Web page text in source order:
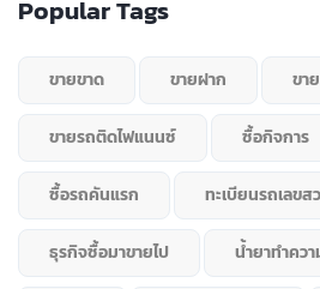
Popular Tags
ขายขาด ขายฝาก ขา
ขายรถติดไฟแนนซ์ ซื้อกิจการ
ซื้อรถคันแรก ทะเบียนรถเลขส
ธุรกิจซื้อมาขายไป น้ำยาทำคว